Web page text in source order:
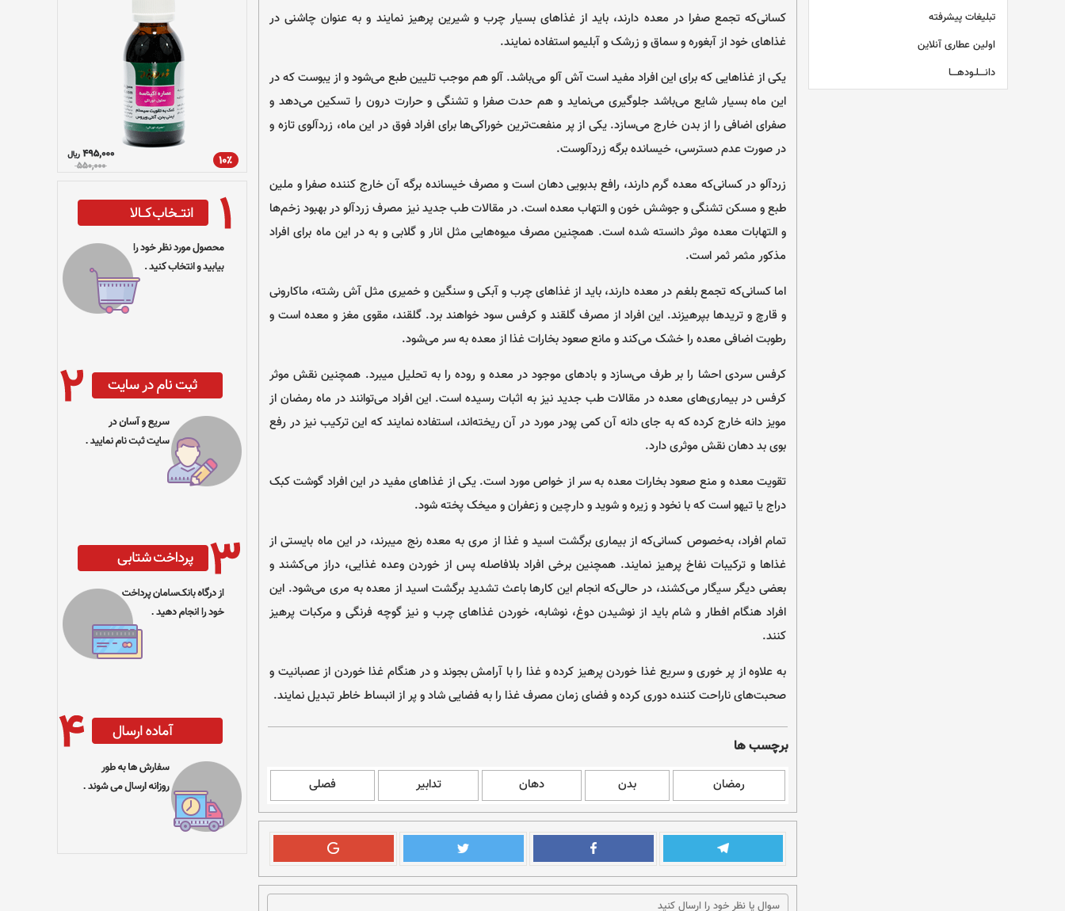
تبلیغات پیشرفته
اولین عطاری آنلاین
دانــــلـودهــــا
کسانی‌که تجمع صفرا در معده دارند، باید از غذاهای بسیار چرب و شیرین پرهیز نمایند و به عنوان چاشنی در
غذاهای خود از آبغوره و سماق و زرشک و آبلیمو استفاده نمایند.
یکی از غذاهایی که برای این افراد مفید است آش آلو می‌باشد. آلو هم موجب تلیین طبع می‌شود و از یبوست که در
این ماه بسیار شایع می‌باشد جلوگیری می‌نماید و هم حدت صفرا و تشنگی و حرارت درون را تسکین می‌دهد و
صفرای اضافی را از بدن خارج می‌سازد. یکی از پر منفعت‌ترین خوراکی‌ها برای افراد فوق در این ماه، زردآلوی تازه و
در صورت عدم دسترسی، خیسانده برگه زردآلوست.
زردآلو در کسانی‌که معده گرم دارند، رافع بدبویی دهان است و مصرف خیسانده برگه آن خارج کننده صفرا و ملین
طبع و مسکن تشنگی و جوشش خون و التهاب معده است. در مقالات طب جدید نیز مصرف زردآلو در بهبود زخم‌ها
و التهابات معده موثر دانسته شده است. همچنین مصرف میوه‌هایی مثل انار و گلابی و به در این ماه برای افراد
مذکور مثمر ثمر است.
اما کسانی‌که تجمع بلغم در معده دارند، باید از غذاهای چرب و آبکی و سنگین و خمیری مثل آش رشته، ماکارونی
و قارچ و تریدها بپرهیزند. این افراد از مصرف گلقند و کرفس سود خواهند برد. گلقند، مقوی مغز و معده است و
رطوبت اضافی معده را خشک می‌کند و مانع صعود بخارات غذا از معده به سر می‌شود.
کرفس سردی احشا را بر طرف می‌سازد و بادهای موجود در معده و روده را به تحلیل میبرد. همچنین نقش موثر
کرفس در بیماری‌های معده در مقالات طب جدید نیز به اثبات رسیده است. این افراد می‌توانند در ماه رمضان از
مویز دانه خارج کرده که به جای دانه آن کمی پودر مورد در آن ریخته‌اند، استفاده نمایند که این ترکیب نیز در رفع
بوی بد دهان نقش موثری دارد.
تقویت معده و منع صعود بخارات معده به سر از خواص مورد است. یکی از غذاهای مفید در این افراد گوشت کبک
دراج یا تیهو است که با نخود و زیره و شوید و دارچین و زعفران و میخک پخته شود.
تمام افراد، به‌خصوص کسانی‌که از بیماری برگشت اسید و غذا از مری به معده رنج میبرند، در این ماه بایستی از
غذاها و ترکیبات نفاخ پرهیز نمایند. همچنین برخی افراد بلافاصله پس از خوردن وعده غذایی، دراز می‌کشند و
بعضی دیگر سیگار می‌کشند، در حالی‌که انجام این کارها باعث تشدید برگشت اسید از معده به مری می‌شود. این
افراد هنگام افطار و شام باید از نوشیدن دوغ، نوشابه، خوردن غذاهای چرب و نیز گوچه فرنگی و مرکبات پرهیز
کنند.
به علاوه از پر خوری و سریع غذا خوردن پرهیز کرده و غذا را با آرامش بجوند و در هنگام غذا خوردن از عصبانیت و
صحبت‌های ناراحت کننده دوری کرده و فضای زمان مصرف غذا را به فضایی شاد و پر از انبساط خاطر تبدیل نمایند.
برچسب ها
رمضان بدن دهان تدابیر فصلی